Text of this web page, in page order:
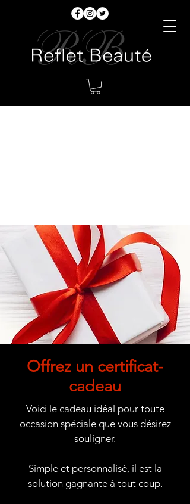
Offrez un certificat-
cadeau
Voici le cadeau idéal pour toute
occasion spéciale que vous désirez
souligner.
Simple et personnalisé, il est la
solution gagnante à tout coup.